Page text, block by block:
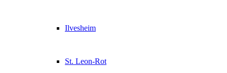
Ilvesheim
St. Leon-Rot